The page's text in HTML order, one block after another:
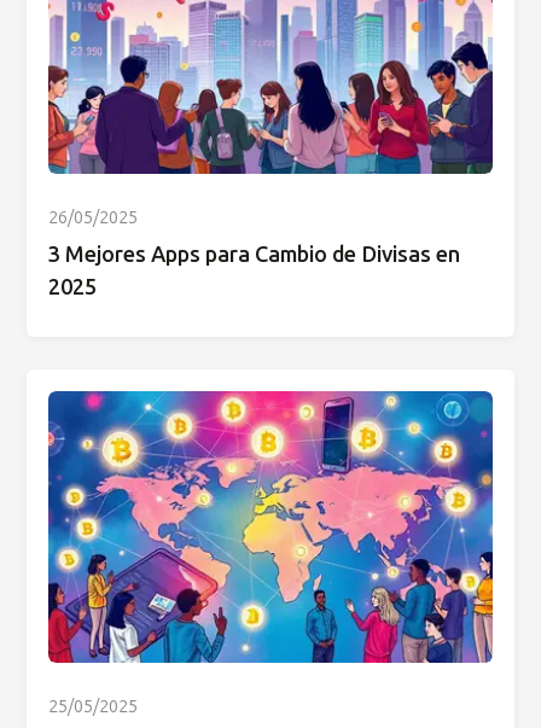
26/05/2025
3 Mejores Apps para Cambio de Divisas en
2025
25/05/2025